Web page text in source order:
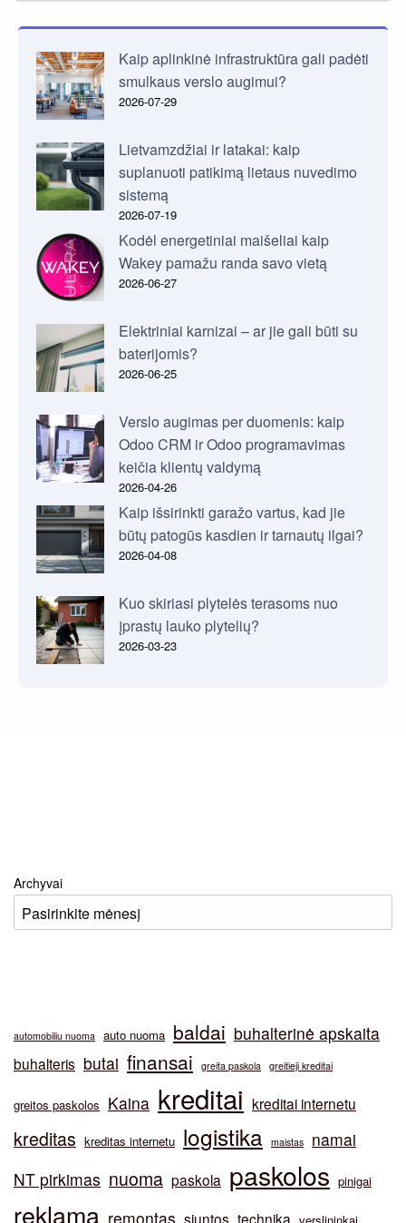
Kaip aplinkinė infrastruktūra gali padėti
smulkaus verslo augimui?
2026-07-29
Lietvamzdžiai ir latakai: kaip
suplanuoti patikimą lietaus nuvedimo
sistemą
2026-07-19
Kodėl energetiniai maišeliai kaip
Wakey pamažu randa savo vietą
2026-06-27
Elektriniai karnizai – ar jie gali būti su
baterijomis?
2026-06-25
Verslo augimas per duomenis: kaip
Odoo CRM ir Odoo programavimas
keičia klientų valdymą
2026-04-26
Kaip išsirinkti garažo vartus, kad jie
būtų patogūs kasdien ir tarnautų ilgai?
2026-04-08
Kuo skiriasi plytelės terasoms nuo
įprastų lauko plytelių?
2026-03-23
Archyvai
automobiliu nuoma auto nuoma baldai buhalterinė apskaita
buhalteris butai finansai greita paskola greitieji kreditai
greitos paskolos Kaina kreditai kreditai internetu
kreditas kreditas internetu logistika maistas
namai
NT pirkimas nuoma paskola paskolos pinigai
reklama remontas siuntos technika